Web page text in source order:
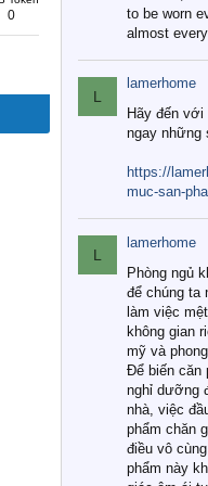
0
to be worn
almost
L
lamerhome
Hãy đến với
ngay những
https://
muc-san-
L
lamerhome
Phòng ngủ
để chúng ta
làm việc
không gian
mỹ và
Để biến căn
nghỉ dưỡng
nhà, việc
phẩm chăn
điều vô
phẩm này